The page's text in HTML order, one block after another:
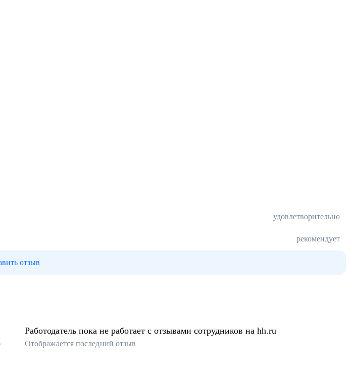
удовлетворительно
рекомендует
отзыв
Работодатель пока не работает с отзывами сотрудников на hh.ru
Отображается последний отзыв